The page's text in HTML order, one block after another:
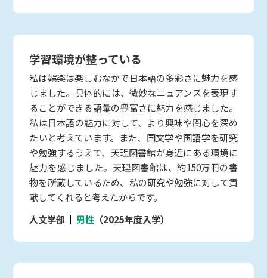
学習環境が整っている
私は娯楽は楽しむなかで日本語の多彩さに魅力を感
じました。具体的には、微妙なニュアンスを表現す
ることができる語彙の豊富さに魅力を感じました。
私は日本語の魅力に対して、より興味や関心を深め
たいと考えています。また、国文学や国語学を研究
や勉強するうえで、天理図書館が身近にある環境に
魅力を感じました。天理図書館は、約150万冊の書
物を所蔵しているため、私の研究や勉強に対して貢
献してくれると考えたからです。
人文学部
男性 （2025年度入学）